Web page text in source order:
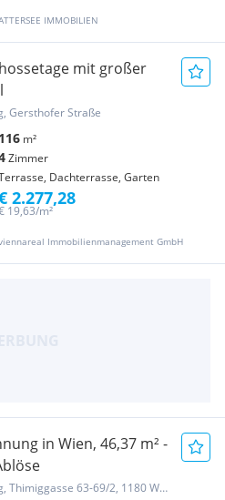
IMMOBILIEN
mit großer
Gersthofer Straße
116 m²
Zimmer
Dachterrasse, Garten
Immobilienmanagement GmbH
19,63/m²
2.277,28
in Wien, 46,37 m² -
1180 Wien, 18. Bezirk, Währing, Thimiggasse 63-69/2, 1180 Wien, Österreich